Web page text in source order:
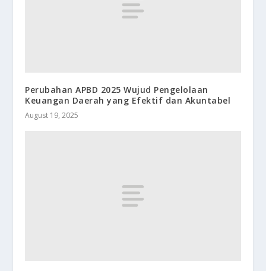
Perubahan APBD 2025 Wujud Pengelolaan
Keuangan Daerah yang Efektif dan Akuntabel
August 19, 2025